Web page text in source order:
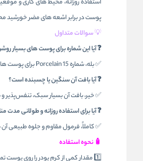
پوست در برابر اشعه های مضر خورشید محافظت می کند. شماره 15 با تناژ روشن خنثی برای آرایش های مینیمال،
💡سوالات متداول
❓ آیا این شماره برای پوست های بسیار
✅ بله، شماره 15 Porcelain برای پوست های بسیار روشن با زیرتن خنثی یا صورتی طراحی شده است.
❓ آیا بافت آن سنگین یا چسبنده است؟
✅ خیر، بافت آن بسیار سبک،
❓ آیا برای استفاده روزانه و طولانی
✅ کاملاً، فرمول مقاوم و جلوه طبیعی آن
🧴 نحوه استفاده
1️⃣ مقدار کمی از کرم پودر را روی پوست تمیز و مرطوب پخش کنید